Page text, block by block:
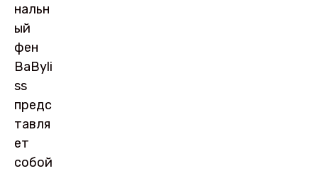
нальн
ый
фен
BaByli
ss
предс
тавля
ет
собой